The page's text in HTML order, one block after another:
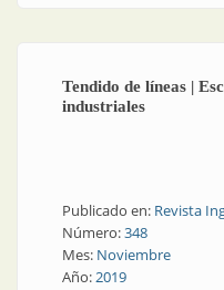
Tendido de líneas |
industriales
Publicado en: Revista
Número:348
Mes: Noviembre
Año:2019